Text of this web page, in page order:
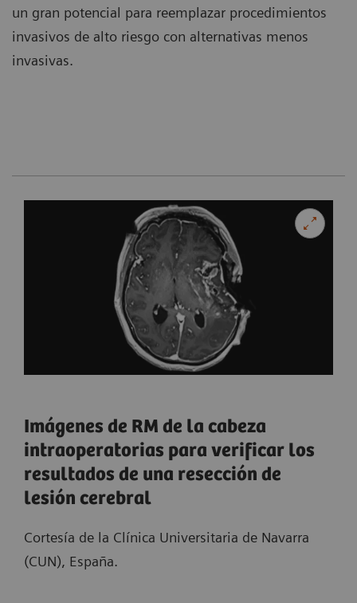
un gran potencial para reemplazar procedimientos
invasivos de alto riesgo con alternativas menos
invasivas.
Imágenes de RM de la cabeza
intraoperatorias para verificar los
resultados de una resección de
lesión cerebral
Cortesía de la Clínica Universitaria de Navarra
(CUN), España.